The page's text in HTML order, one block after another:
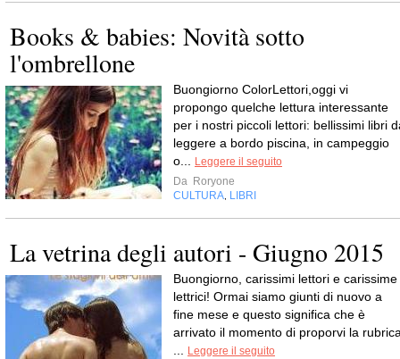
Books & babies: Novità sotto
l'ombrellone
Buongiorno ColorLettori,oggi vi
propongo quelche lettura interessante
per i nostri piccoli lettori: bellissimi libri
leggere a bordo piscina, in campeggio
o...
Leggere il seguito
Da Roryone
CULTURA LIBRI
La vetrina degli autori - Giugno 2015
Buongiorno, carissimi lettori e carissime
lettrici! Ormai siamo giunti di nuovo a
fine mese e questo significa che è
arrivato il momento di proporvi la
Leggere il seguito